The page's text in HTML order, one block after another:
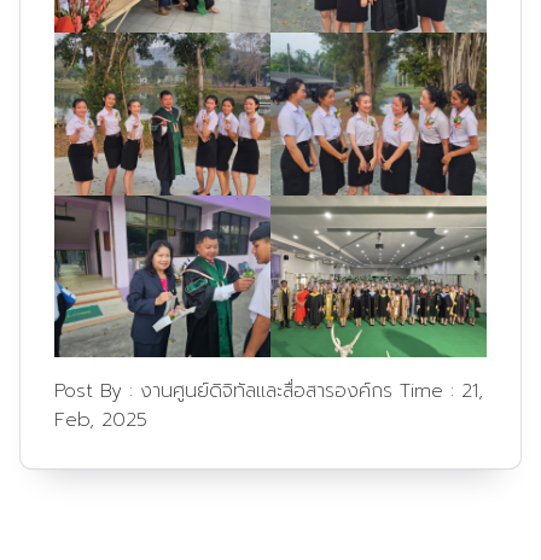
Post By : งานศูนย์ดิจิทัลและสื่อสารองค์กร Time : 21,
Feb, 2025